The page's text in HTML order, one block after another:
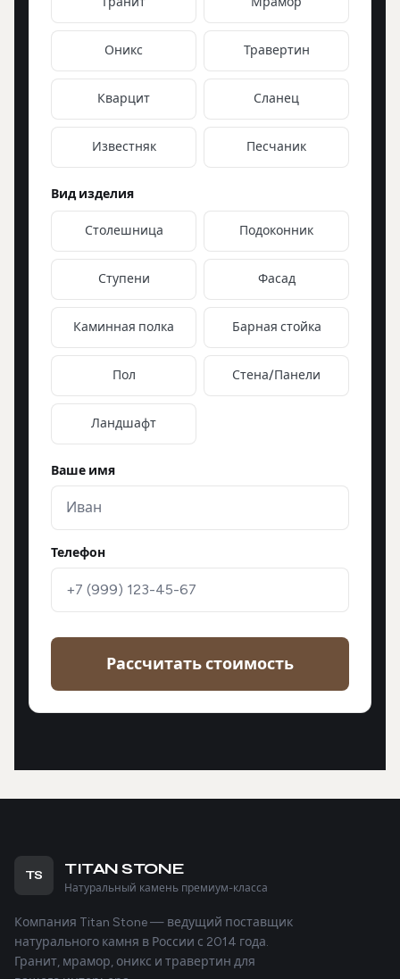
Оникс Травертин
Кварцит Сланец
Известняк Песчаник
Вид изделия
Столешница Подоконник
Ступени Фасад
Каминная полка Барная стойка
Пол Стена/Панели
Ландшафт
Ваше имя
Телефон
Рассчитать стоимость
TS TITAN STONE
Натуральный камень премиум-класса
Компания Titan Stone — ведущий поставщик
натурального камня в России с 2014 года.
Гранит, мрамор, оникс и травертин для